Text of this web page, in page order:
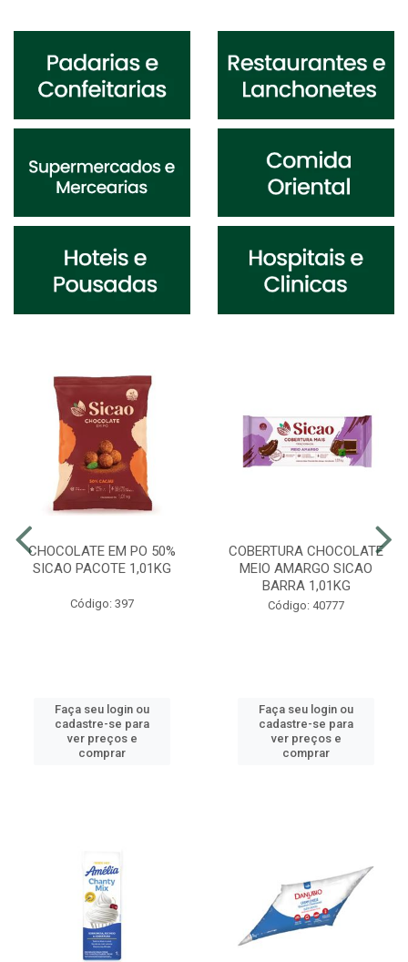
CHOCOLATE EM PO 50%
SICAO PACOTE 1,01KG
Código: 397
Faça seu login ou
cadastre-se para
ver preços e
comprar
COBERTURA CHOCOLATE
MEIO AMARGO SICAO
BARRA 1,01KG
Código: 40777
Faça seu login ou
cadastre-se para
ver preços e
comprar